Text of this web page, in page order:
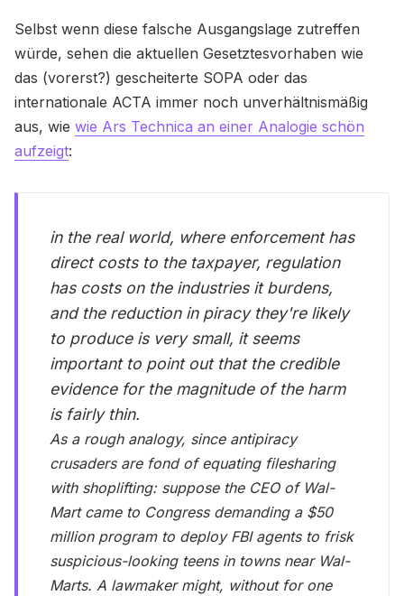
Selbst wenn diese falsche Ausgangslage zutreffen
würde, sehen die aktuellen Gesetztesvorhaben wie
das (vorerst?) gescheiterte SOPA oder das
internationale ACTA immer noch unverhältnismäßig
aus, wie wie Ars Technica an einer Analogie schön
aufzeigt:
in the real world, where enforcement has
direct costs to the taxpayer, regulation
has costs on the industries it burdens,
and the reduction in piracy they're likely
to produce is very small, it seems
important to point out that the credible
evidence for the magnitude of the harm
is fairly thin.
As a rough analogy, since antipiracy
crusaders are fond of equating filesharing
with shoplifting: suppose the CEO of Wal-
Mart came to Congress demanding a $50
million program to deploy FBI agents to frisk
suspicious-looking teens in towns near Wal-
Marts. A lawmaker might, without for one